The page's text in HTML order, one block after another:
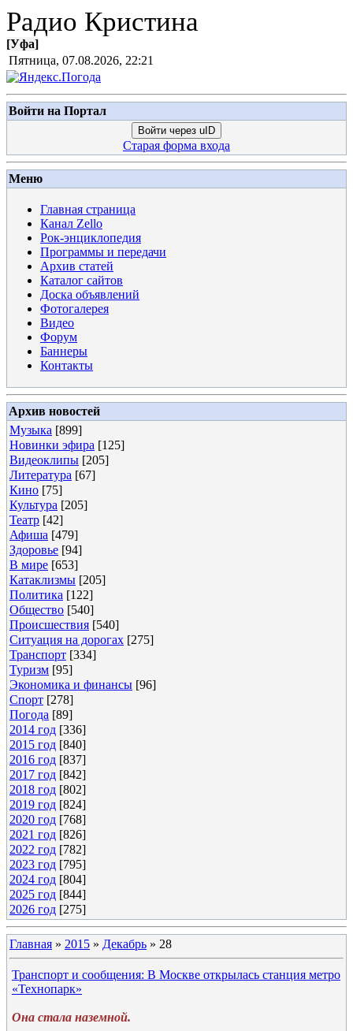
Радио Кристина
[Уфа]
Пятница, 07.08.2026, 22:21
Войти на Портал
Войти через uID
Старая форма входа
Меню
Главная страница
Канал Zello
Рок-энциклопедия
Программы и передачи
Архив статей
Каталог сайтов
Доска объявлений
Фотогалерея
Видео
Форум
Баннеры
Контакты
Архив новостей
Музыка [899]
Новинки эфира [125]
Видеоклипы [205]
Литература [67]
Кино [75]
Культура [205]
Театр [42]
Афиша [479]
Здоровье [94]
В мире [653]
Катаклизмы [205]
Политика [122]
Общество [540]
Происшествия [540]
Ситуация на дорогах [275]
Транспорт [334]
Туризм [95]
Экономика и финансы [96]
Спорт [278]
Погода [89]
2014 год [336]
2015 год [840]
2016 год [837]
2017 год [842]
2018 год [802]
2019 год [824]
2020 год [768]
2021 год [826]
2022 год [782]
2023 год [795]
2024 год [804]
2025 год [844]
2026 год [275]
Главная » 2015 » Декабрь » 28
Транспорт и сообщения: В Москве открылась станция метро
«Технопарк»
Она стала наземной.